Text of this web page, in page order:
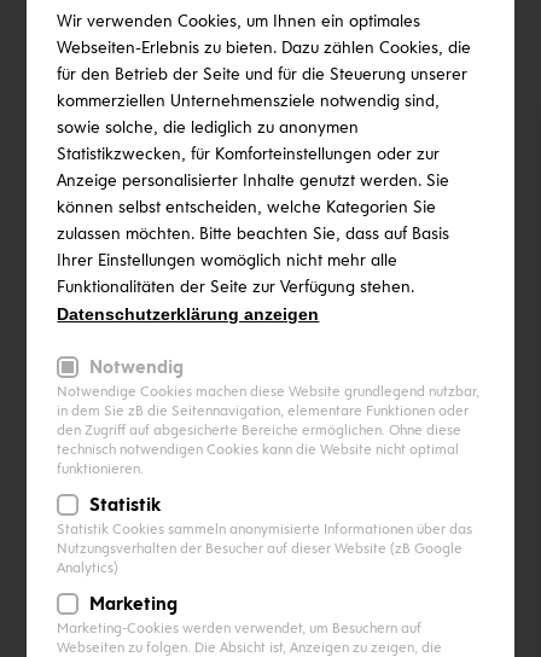
Wir verwenden Cookies, um Ihnen ein optimales
Webseiten-Erlebnis zu bieten. Dazu zählen Cookies, die
für den Betrieb der Seite und für die Steuerung unserer
kommerziellen Unternehmensziele notwendig sind,
sowie solche, die lediglich zu anonymen
Statistikzwecken, für Komforteinstellungen oder zur
Anzeige personalisierter Inhalte genutzt werden. Sie
können selbst entscheiden, welche Kategorien Sie
zulassen möchten. Bitte beachten Sie, dass auf Basis
Ihrer Einstellungen womöglich nicht mehr alle
Funktionalitäten der Seite zur Verfügung stehen.
Datenschutzerklärung anzeigen
Notwendig
Notwendige Cookies machen diese Website grundlegend nutzbar,
in dem Sie zB die Seitennavigation, elementare Funktionen oder
den Zugriff auf abgesicherte Bereiche ermöglichen. Ohne diese
technisch notwendigen Cookies kann die Website nicht optimal
funktionieren.
Statistik
Statistik Cookies sammeln anonymisierte Informationen über das
Nutzungsverhalten der Besucher auf dieser Website (zB Google
Analytics)
Marketing
Marketing-Cookies werden verwendet, um Besuchern auf
Webseiten zu folgen. Die Absicht ist, Anzeigen zu zeigen, die